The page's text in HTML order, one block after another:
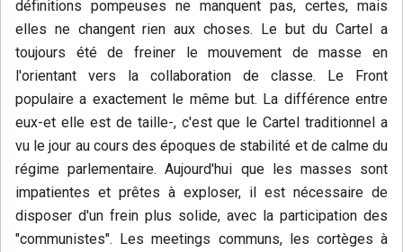
définitions pompeuses ne manquent pas, certes, mais
elles ne changent rien aux choses. Le but du Cartel a
toujours été de freiner le mouvement de masse en
l'orientant vers la collaboration de classe. Le Front
populaire a exactement le même but. La différence entre
eux-et elle est de taille-, c'est que le Cartel traditionnel a
vu le jour au cours des époques de stabilité et de calme du
régime parlementaire. Aujourd'hui que les masses sont
impatientes et prêtes à exploser, il est nécessaire de
disposer d'un frein plus solide, avec la participation des
"communistes". Les meetings communs, les cortèges à